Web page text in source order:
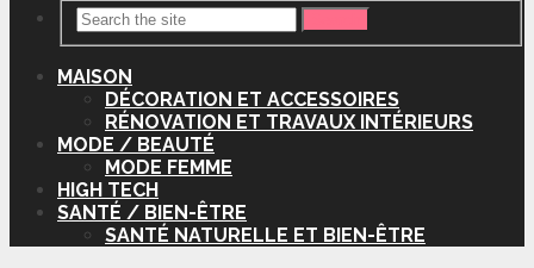
MAISON
DÉCORATION ET ACCESSOIRES
RÉNOVATION ET TRAVAUX INTÉRIEURS
MODE / BEAUTÉ
MODE FEMME
HIGH TECH
SANTÉ / BIEN-ÊTRE
SANTÉ NATURELLE ET BIEN-ÊTRE